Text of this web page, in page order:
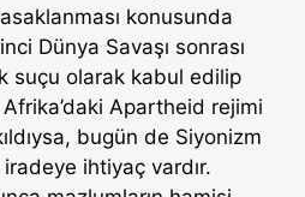
konusunda
Dünya Savaşı sonrası
suçu olarak kabul edilip
Apartheid rejimi
bugün de Siyonizm
ihtiyaç vardır.